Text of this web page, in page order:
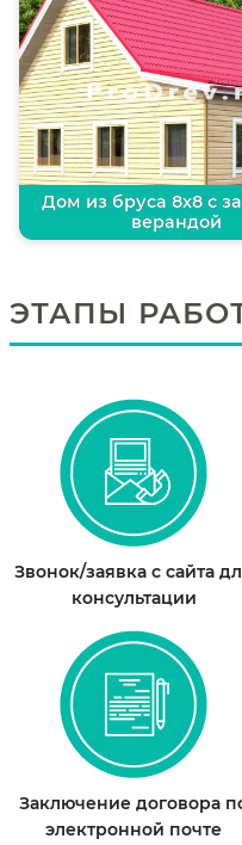
Дом из бруса 8х8 с
верандой
ЭТАПЫ
Звонок/заявка с сайта
консультации
Заключение договора
электронной почте